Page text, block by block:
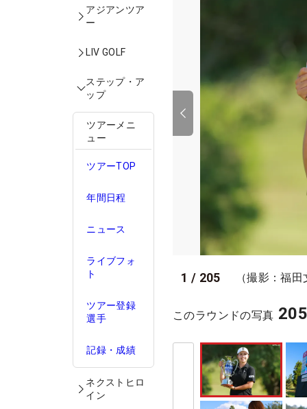
アジアンツア
ー
LIV GOLF
ステップ・ア
ップ
ツアーメニ
ュー
ツアーTOP
年間日程
ニュース
ライブフォ
ト
ツアー登録
選手
記録・成績
ネクストヒロ
イン
1 / 205 （撮影：福
このラウンドの写真